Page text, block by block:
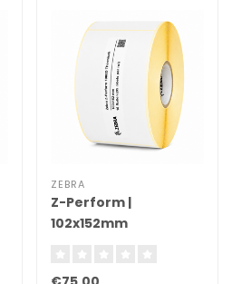
ZEBRA
Z-Perform |
102x152mm